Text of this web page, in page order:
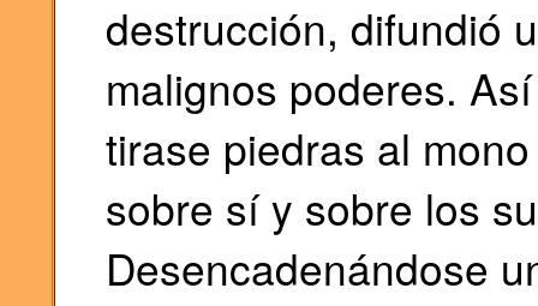
destrucción, difundió
malignos poderes.
tirase piedras al
sobre sí y sobre los
Desencadenándose